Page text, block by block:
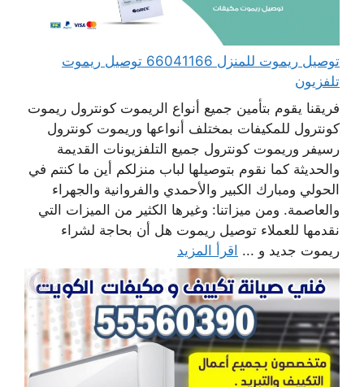
توصيل ريموت للمنزل 66041166 توصيل ريموت
تلفزيون
فريقنا يقوم بتأمين جميع أنواع الريموت كونترول ريموت
كونترول للمكيفات بمختلف أنواعها وريموت كونترول
رسيفر وريموت كونترول جميع التلفزيونات القديمة
والحديثة كما نقوم بتوصيلها لباب منزلكم أين ما كنتم في
الحولي ومبارك الكبير والأحمدي والفروانية والجهراء
والعاصمة. ومن ميزاتنا: وغيرها الكثير من الميزات التي
نقدمها للعملاء توصيل ريموت هل أن بحاجة لشراء
ريموت جديد و ... اقرأ المزيد